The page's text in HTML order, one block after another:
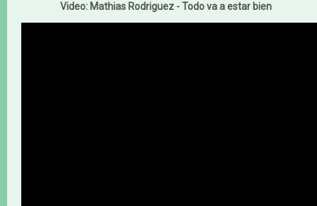
Video: Mathias Rodriguez - Todo va a estar bien